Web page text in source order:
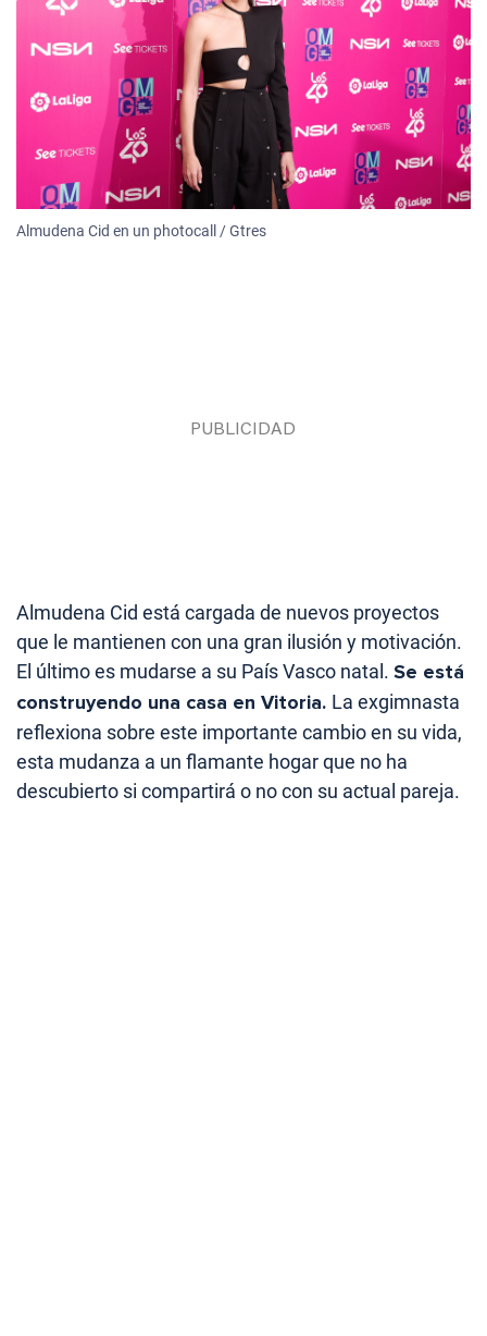
Almudena Cid en un photocall / Gtres
Almudena Cid está cargada de nuevos proyectos
que le mantienen con una gran ilusión y motivación.
El último es mudarse a su País Vasco natal. Se está
construyendo una casa en Vitoria. La exgimnasta
reflexiona sobre este importante cambio en su vida,
esta mudanza a un flamante hogar que no ha
descubierto si compartirá o no con su actual pareja.